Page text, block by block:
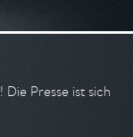
! Die Presse ist sich